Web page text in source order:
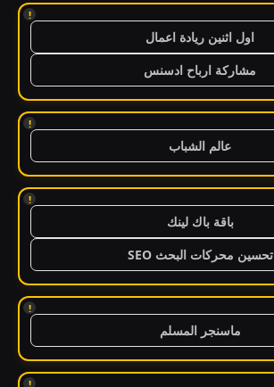
!
اول اثنين ريادة اعمال
مشاركة ارباح ادسنس
!
عالم الشباب
!
باقة باك لينك
تحسين محركات البحث SEO
!
ماسنجر المسلم
!